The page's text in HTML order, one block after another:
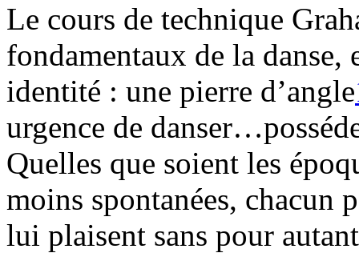
Le cours de technique
fondamentaux de la
identité : une pierre d’angle
urgence de
Quelles que soient les
moins spontanées, chacun
lui plaisent sans pour